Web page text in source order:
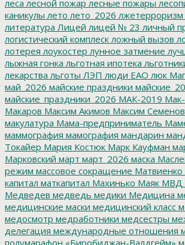
леса лесной пожар лесные пожары
каникулы лето лето_2026 лжетерроризм
литература Лицей лицей № 23 личный
логистический комплеск ложный вызов
лотерея лоукостер лунное затмение
лыжная гонка льготная ипотека
лекарства льготы ЛЭП люди ЕАО люк
май_2026 майские праздники
майские_праздники_2026 МАК-2019
Макаров Максим Акимов Максим Семенов
макулатура Мама-предприниматель
маммография мамография мандарин
Токайер Мария Костюк Марк Кауфман
Марковский март март_2026 маска
режим массовое сокращение Матвиенко
капитал маткапитал Махинько Маяк МВД
Медведев медведь медики Медицина
медицинские маски медицинский класс
медосмотр медработники медсестры
делегация международные отношения
полумарафон «Биробиджан-Валдгейм»